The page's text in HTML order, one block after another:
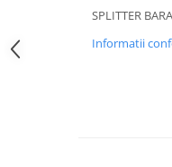
Praguri tuning
SPLITTER
Informatii